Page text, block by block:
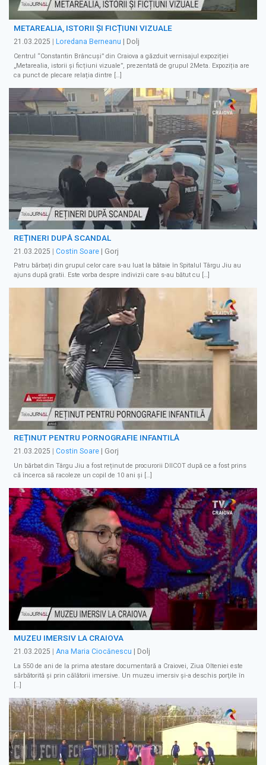
METAREALIA, ISTORII ȘI FICȚIUNI VIZUALE
21.03.2025 | Loredana Berneanu | Dolj
Centrul “Constantin Brâncuși” din Craiova a găzduit vernisajul expoziției
„Metarealia, istorii și ficțiuni vizuale”, prezentată de grupul 2Meta. Expoziția are
ca punct de plecare relația dintre […]
REȚINERI DUPĂ SCANDAL
21.03.2025 | Costin Soare | Gorj
Patru bărbați din grupul celor care s-au luat la bătaie în Spitalul Târgu Jiu au
ajuns după gratii. Este vorba despre indivizii care s-au bătut cu […]
REȚINUT PENTRU PORNOGRAFIE INFANTILĂ
21.03.2025 Costin Soare | Gorj
Un bărbat din Târgu Jiu a fost reținut de procurorii DIICOT după ce a fost prins
că încerca să racoleze un copil de 10 ani și […]
MUZEU IMERSIV LA CRAIOVA
21.03.2025 Ana Maria Ciocănescu | Dolj
La 550 de ani de la prima atestare documentară a Craiovei, Ziua Olteniei este
sărbătorită şi prin călătorii imersive. Un muzeu imersiv şi-a deschis porţile în
[…]